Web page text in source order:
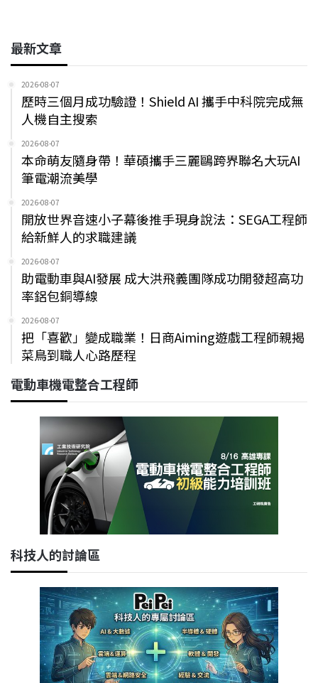
最新文章
2026-08-07
歷時三個月成功驗證！Shield AI 攜手中科院完成無
人機自主搜索
2026-08-07
本命萌友隨身帶！華碩攜手三麗鷗跨界聯名大玩AI
筆電潮流美學
2026-08-07
開放世界音速小子幕後推手現身說法：SEGA工程師
給新鮮人的求職建議
2026-08-07
助電動車與AI發展 成大洪飛義團隊成功開發超高功
率鋁包銅導線
2026-08-07
把「喜歡」變成職業！日商Aiming遊戲工程師親揭
菜鳥到職人心路歷程
電動車機電整合工程師
科技人的討論區